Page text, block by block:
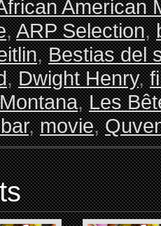
American
,ARP Selection,
,Bestias del
,Dwight Henry,
,Les
,movie,